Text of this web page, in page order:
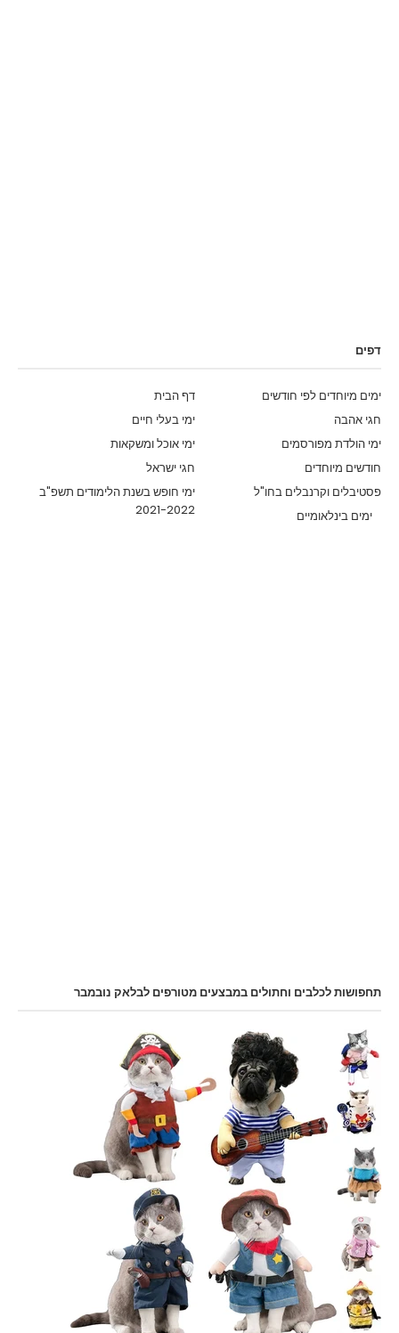
דפים
דף הבית
ימים מיוחדים לפי חודשים
ימי בעלי חיים
חגי אהבה
ימי אוכל ומשקאות
ימי הולדת מפורסמים
חגי ישראל
חודשים מיוחדים
ימי חופש בשנת הלימודים תשפ"ב
2021-2022
פסטיבלים וקרנבלים בחו"ל
ימים בינלאומיים
תחפושות לכלבים וחתולים במבצעים מטורפים לבלאק נובמבר